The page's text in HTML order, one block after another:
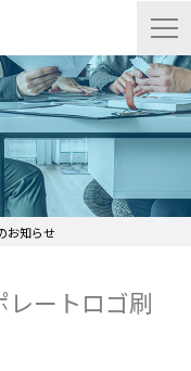
お知らせ
レートロゴ刷